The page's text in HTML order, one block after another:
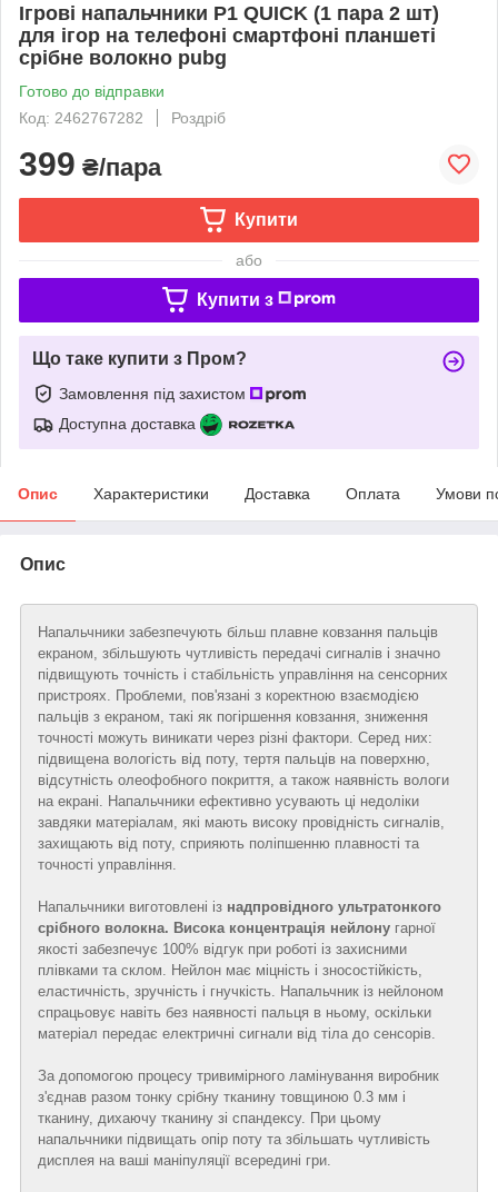
Ігрові напальчники P1 QUICK (1 пара 2 шт)
для ігор на телефоні смартфоні планшеті
срібне волокно pubg
Готово до відправки
Код: 2462767282
Роздріб
399 ₴/пара
Купити
або
Купити з
Що таке купити з Пром?
Замовлення під захистом
Доступна доставка
Опис Характеристики Доставка Оплата Умови
Опис
Напальчники забезпечують більш плавне ковзання пальців
екраном, збільшують чутливість передачі сигналів і значно
підвищують точність і стабільність управління на сенсорних
пристроях. Проблеми, пов'язані з коректною взаємодією
пальців з екраном, такі як погіршення ковзання, зниження
точності можуть виникати через різні фактори. Серед них:
підвищена вологість від поту, тертя пальців на поверхню,
відсутність олеофобного покриття, а також наявність вологи
на екрані. Напальчники ефективно усувають ці недоліки
завдяки матеріалам, які мають високу провідність сигналів,
захищають від поту, сприяють поліпшенню плавності та
точності управління.
Напальчники виготовлені із надпровідного ультратонкого
срібного волокна. Висока концентрація нейлону гарної
якості забезпечує 100% відгук при роботі із захисними
плівками та склом. Нейлон має міцність і зносостійкість,
еластичність, зручність і гнучкість. Напальчник із нейлоном
спрацьовує навіть без наявності пальця в ньому, оскільки
матеріал передає електричні сигнали від тіла до сенсорів.
За допомогою процесу тривимірного ламінування виробник
з'єднав разом тонку срібну тканину товщиною 0.3 мм і
тканину, дихаючу тканину зі спандексу. При цьому
напальчники підвищать опір поту та збільшать чутливість
дисплея на ваші маніпуляції всередині гри.